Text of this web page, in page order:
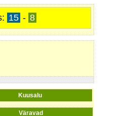
15 - 8
Kuusalu
Väravad